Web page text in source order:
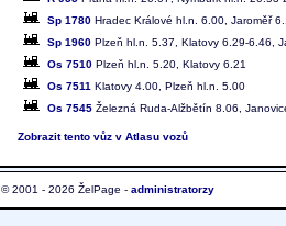
Sp 1780 Hradec Králové hl.n. 6.00, Jaroměř
Sp 1960 Plzeň hl.n. 5.37, Klatovy 6.29-6.46,
Os 7510 Plzeň hl.n. 5.20, Klatovy 6.21
Os 7511 Klatovy 4.00, Plzeň hl.n. 5.00
Os 7545 Železná Ruda-Alžbětín 8.06,
Zobrazit tento vůz v Atlasu vozů
© 2001 - 2026 ŽelPage - administratorzy